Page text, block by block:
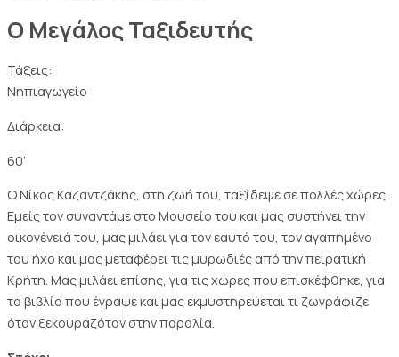
Ο Μεγάλος Ταξιδευτής
Τάξεις:
Νηπιαγωγείο
Διάρκεια:
60’
Ο Νίκος Καζαντζάκης, στη ζωή του, ταξίδεψε σε πολλές χώρες.
Εμείς τον συναντάμε στο Μουσείο του και μας συστήνει την
οικογένειά του, μας μιλάει για τον εαυτό του, τον αγαπημένο
του ήχο και μας μεταφέρει τις μυρωδιές από την πειρατική
Κρήτη. Μας μιλάει επίσης, για τις χώρες που επισκέφθηκε, για
τα βιβλία που έγραψε και μας εκμυστηρεύεται τι ζωγράφιζε
όταν ξεκουραζόταν στην παραλία.